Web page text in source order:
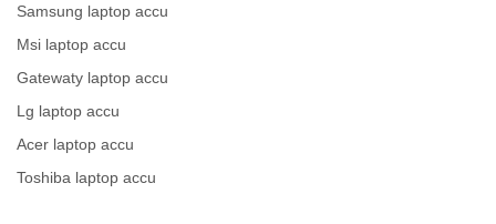
Samsung laptop accu
Msi laptop accu
Gatewaty laptop accu
Lg laptop accu
Acer laptop accu
Toshiba laptop accu